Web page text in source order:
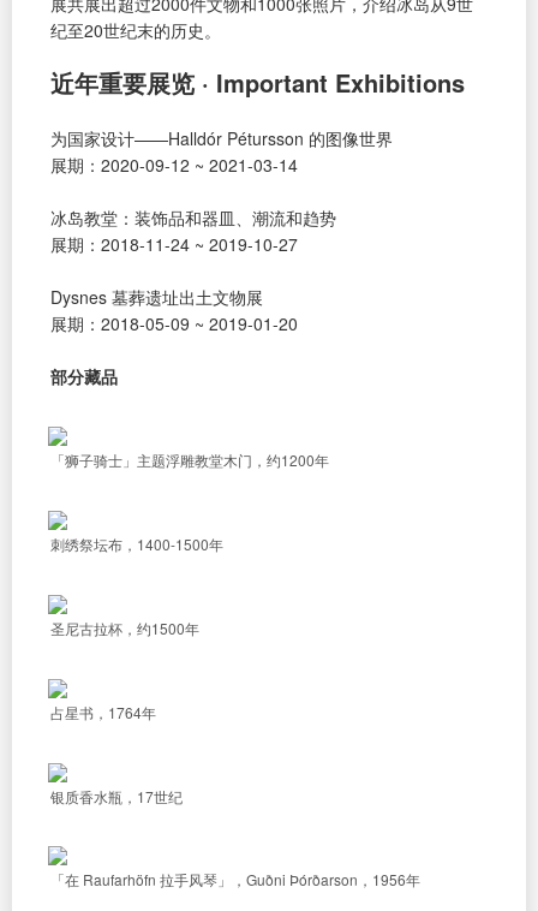
纪至20世纪末的历史。
近年重要展览 · Important Exhibitions
为国家设计——Halldór Pétursson 的图像世界
展期：2020-09-12 ~ 2021-03-14
冰岛教堂：装饰品和器皿、潮流和趋势
展期：2018-11-24 ~ 2019-10-27
Dysnes 墓葬遗址出土文物展
展期：2018-05-09 ~ 2019-01-20
部分藏品
「狮子骑士」主题浮雕教堂木门，约1200年
刺绣祭坛布，1400-1500年
圣尼古拉杯，约1500年
占星书，1764年
银质香水瓶，17世纪
「在 Raufarhöfn 拉手风琴」，Guðni Þórðarson，1956年